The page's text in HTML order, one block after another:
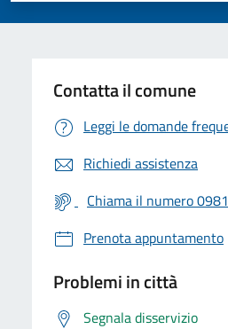
Contatta il comune
Leggi le domande
Richiedi assistenza
Chiama il numero
Prenota appuntamento
Problemi in città
Segnala disservizio